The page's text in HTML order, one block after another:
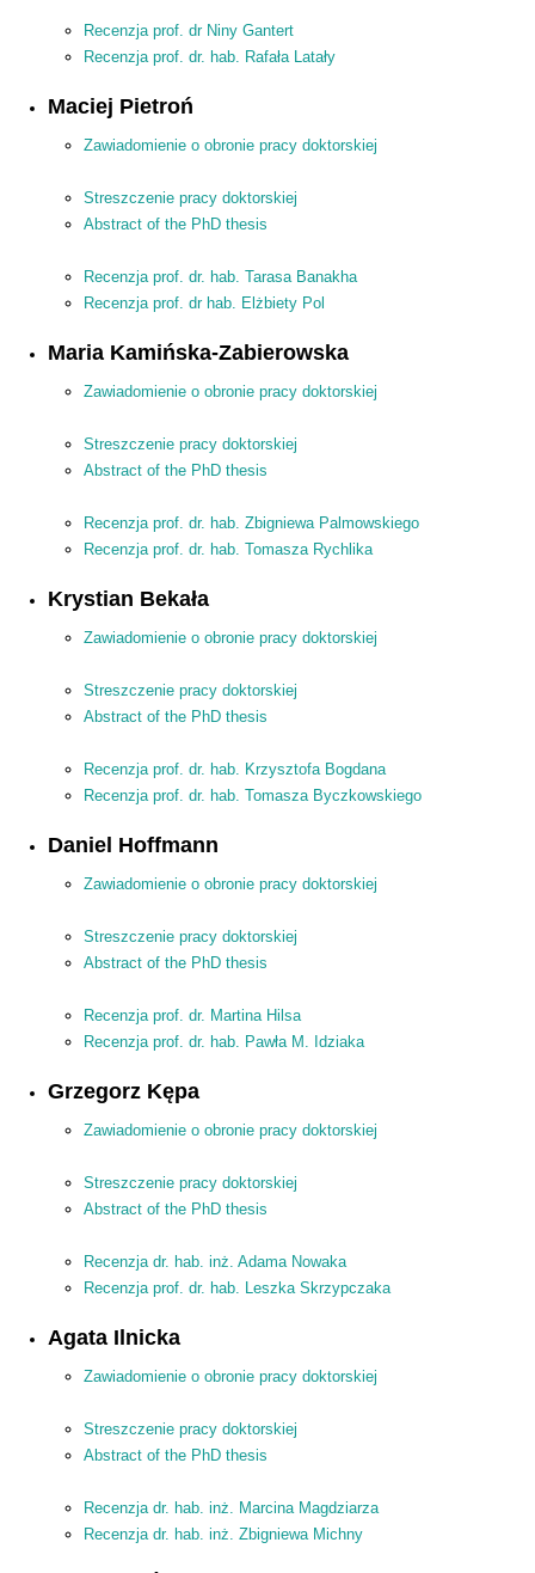
Recenzja prof. dr Niny Gantert
Recenzja prof. dr. hab. Rafała Latały
Maciej Pietroń
Zawiadomienie o obronie pracy doktorskiej
Streszczenie pracy doktorskiej
Abstract of the PhD thesis
Recenzja prof. dr. hab. Tarasa Banakha
Recenzja prof. dr hab. Elżbiety Pol
Maria Kamińska-Zabierowska
Zawiadomienie o obronie pracy doktorskiej
Streszczenie pracy doktorskiej
Abstract of the PhD thesis
Recenzja prof. dr. hab. Zbigniewa Palmowskiego
Recenzja prof. dr. hab. Tomasza Rychlika
Krystian Bekała
Zawiadomienie o obronie pracy doktorskiej
Streszczenie pracy doktorskiej
Abstract of the PhD thesis
Recenzja prof. dr. hab. Krzysztofa Bogdana
Recenzja prof. dr. hab. Tomasza Byczkowskiego
Daniel Hoffmann
Zawiadomienie o obronie pracy doktorskiej
Streszczenie pracy doktorskiej
Abstract of the PhD thesis
Recenzja prof. dr. Martina Hilsa
Recenzja prof. dr. hab. Pawła M. Idziaka
Grzegorz Kępa
Zawiadomienie o obronie pracy doktorskiej
Streszczenie pracy doktorskiej
Abstract of the PhD thesis
Recenzja dr. hab. inż. Adama Nowaka
Recenzja prof. dr. hab. Leszka Skrzypczaka
Agata Ilnicka
Zawiadomienie o obronie pracy doktorskiej
Streszczenie pracy doktorskiej
Abstract of the PhD thesis
Recenzja dr. hab. inż. Marcina Magdziarza
Recenzja dr. hab. inż. Zbigniewa Michny